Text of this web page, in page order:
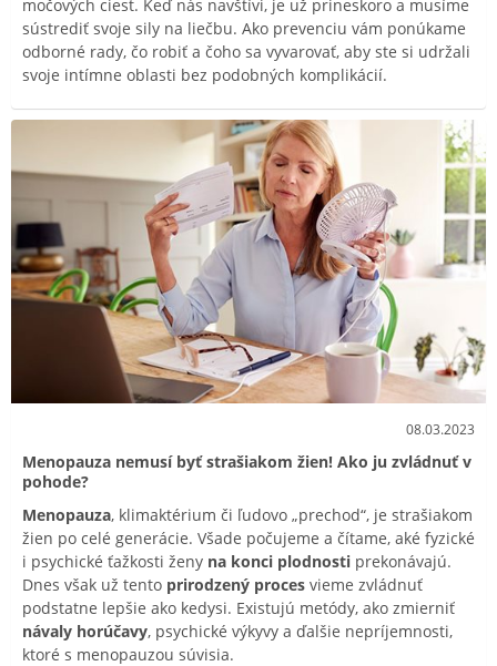
močových ciest. Keď nás navštívi, je už prineskoro a musíme
sústrediť svoje sily na liečbu. Ako prevenciu vám ponúkame
odborné rady, čo robiť a čoho sa vyvarovať, aby ste si udržali
svoje intímne oblasti bez podobných komplikácií.
08.03.2023
Menopauza nemusí byť strašiakom žien! Ako ju zvládnuť v
pohode?
Menopauza, klimaktérium či ľudovo „prechod“, je strašiakom
žien po celé generácie. Všade počujeme a čítame, aké fyzické
i psychické ťažkosti ženy na konci plodnosti prekonávajú.
Dnes však už tento prirodzený proces vieme zvládnuť
podstatne lepšie ako kedysi. Existujú metódy, ako zmierniť
návaly horúčavy, psychické výkyvy a ďalšie nepríjemnosti,
ktoré s menopauzou súvisia.